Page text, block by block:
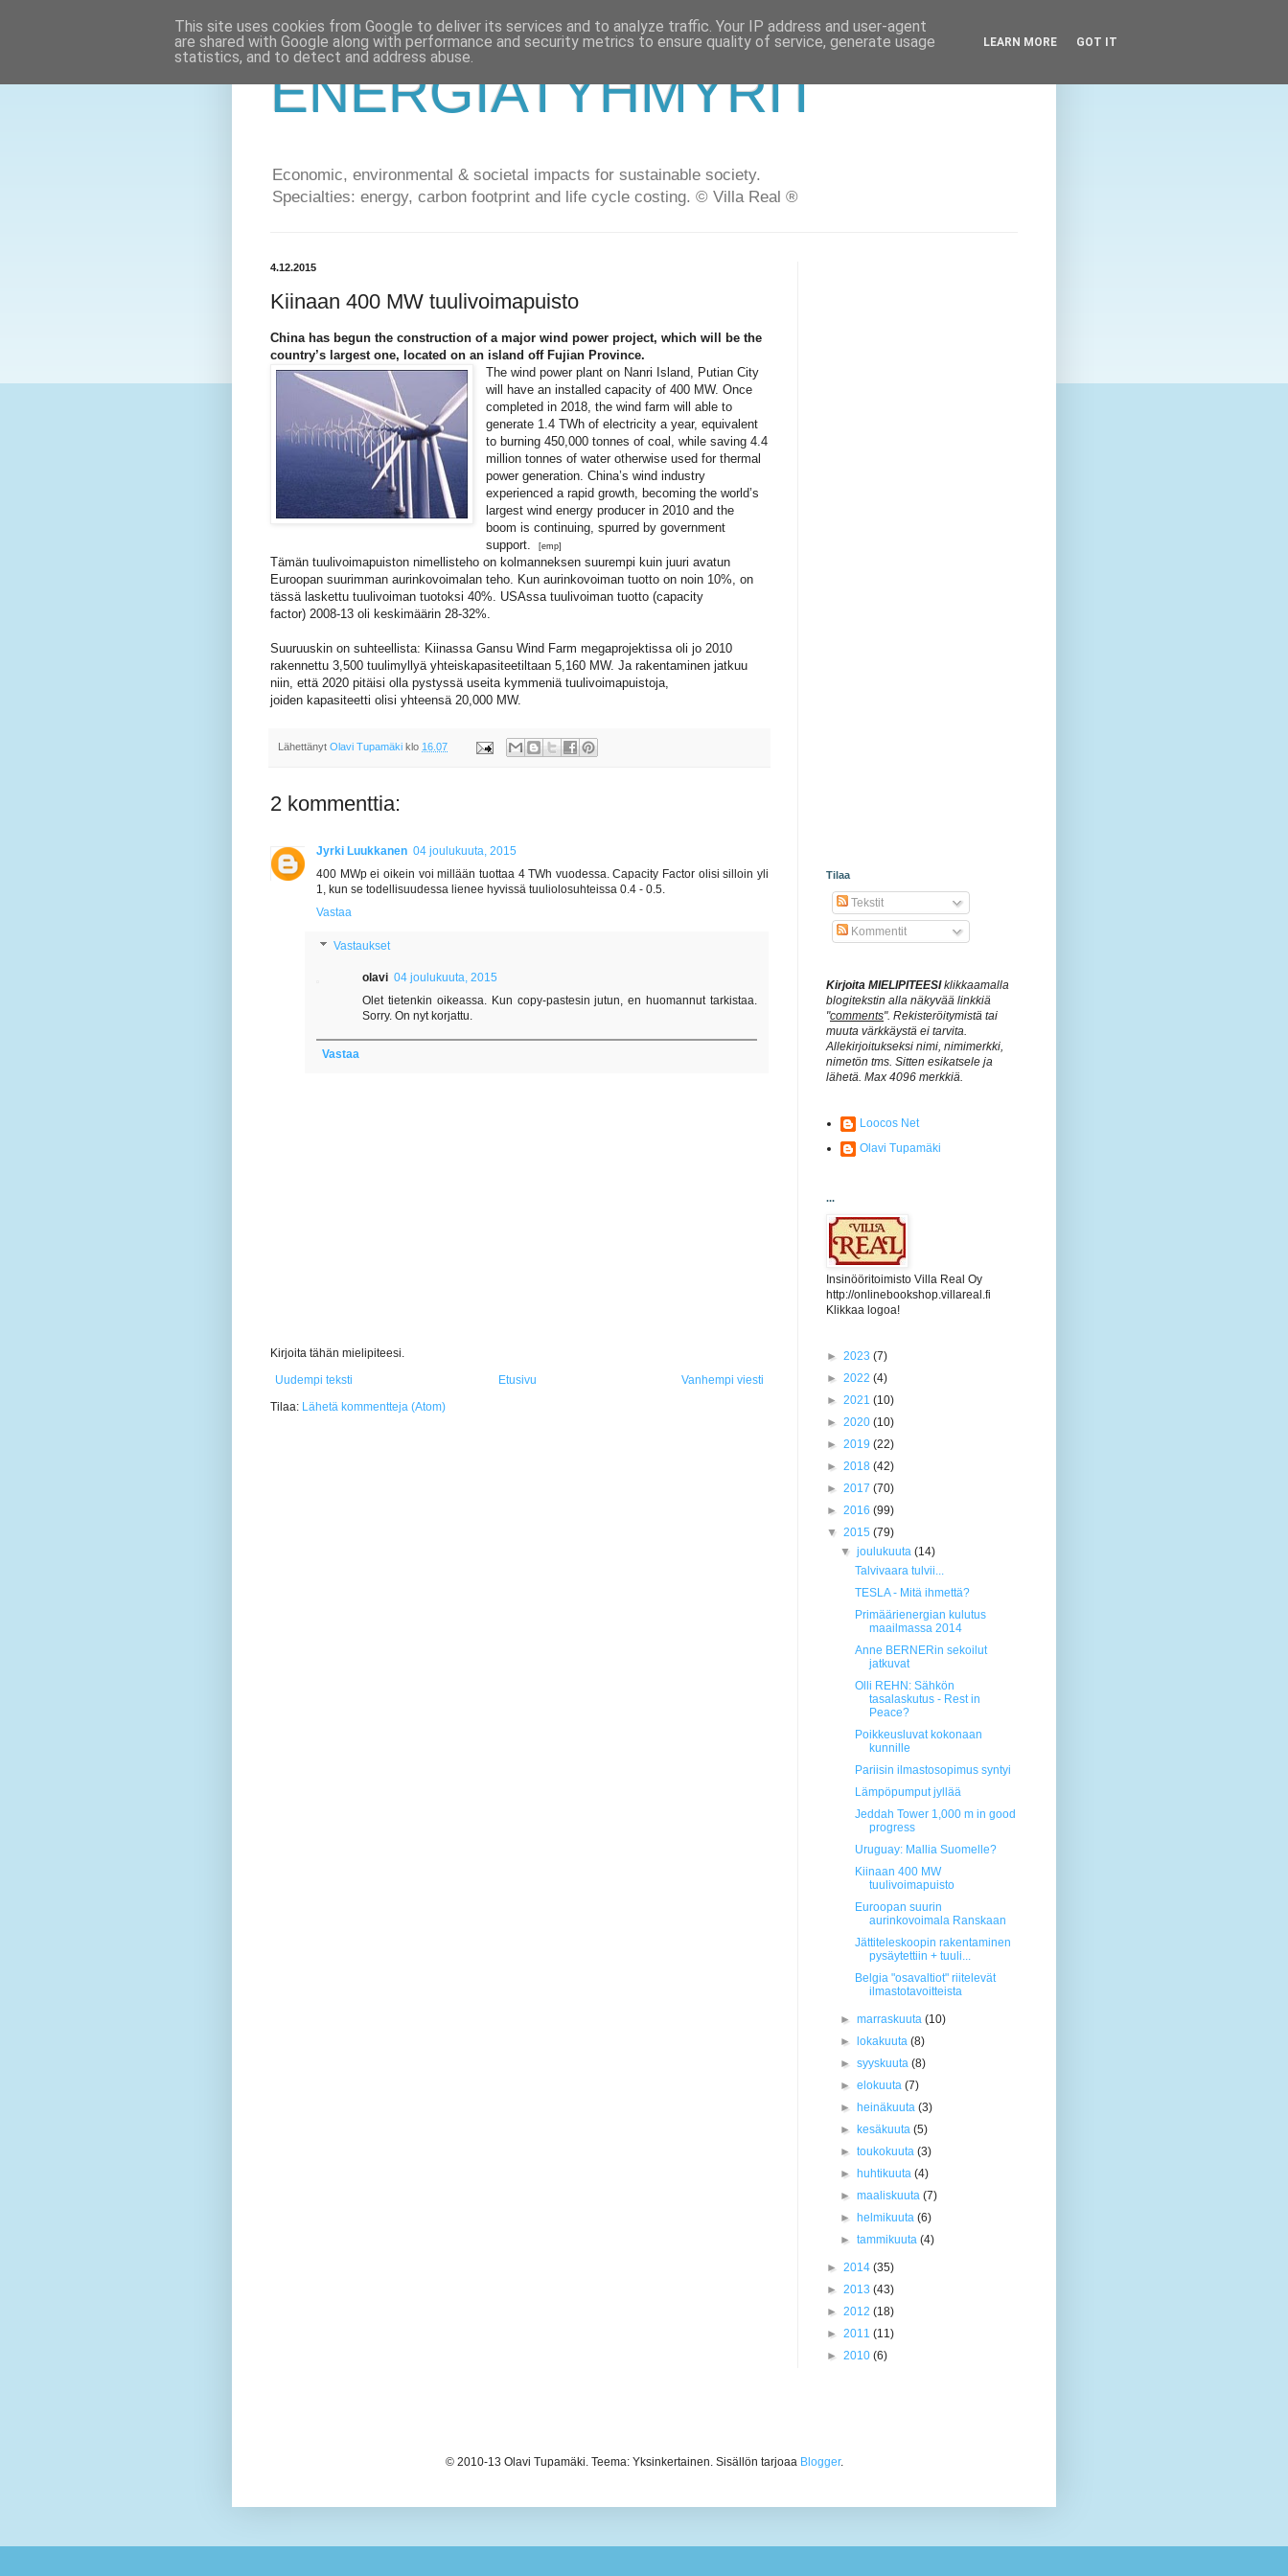
ENERGIATYHMYRIT
Economic, environmental & societal impacts for sustainable society.
Specialties: energy, carbon footprint and life cycle costing. © Villa Real ®
4.12.2015
Kiinaan 400 MW tuulivoimapuisto
China has begun the construction of a major wind power project, which will be the
country’s largest one, located on an island off Fujian Province.
The wind power plant on Nanri Island, Putian City
will have an installed capacity of 400 MW. Once
completed in 2018, the wind farm will able to
generate 1.4 TWh of electricity a year, equivalent
to burning 450,000 tonnes of coal, while saving 4.4
million tonnes of water otherwise used for thermal
power generation. China’s wind industry
experienced a rapid growth, becoming the world’s
largest wind energy producer in 2010 and the
boom is continuing, spurred by government
support.[emp]
Tämän tuulivoimapuiston nimellisteho on kolmanneksen suurempi kuin juuri avatun
Euroopan suurimman aurinkovoimalan teho. Kun aurinkovoiman tuotto on noin 10%, on
tässä laskettu tuulivoiman tuotoksi 40%. USAssa tuulivoiman tuotto (capacity
factor) 2008-13 oli keskimäärin 28-32%.
Suuruuskin on suhteellista: Kiinassa Gansu Wind Farm megaprojektissa oli jo 2010
rakennettu 3,500 tuulimyllyä yhteiskapasiteetiltaan 5,160 MW. Ja rakentaminen jatkuu
niin, että 2020 pitäisi olla pystyssä useita kymmeniä tuulivoimapuistoja,
joiden kapasiteetti olisi yhteensä 20,000 MW.
Lähettänyt Olavi Tupamäki klo 16.07
2 kommenttia:
Jyrki Luukkanen 04 joulukuuta, 2015
400 MWp ei oikein voi millään tuottaa 4 TWh vuodessa. Capacity Factor olisi silloin yli
1, kun se todellisuudessa lienee hyvissä tuuliolosuhteissa 0.4 - 0.5.
Vastaa
Vastaukset
olavi 04 joulukuuta, 2015
Olet tietenkin oikeassa. Kun copy-pastesin jutun, en huomannut tarkistaa.
Sorry. On nyt korjattu.
Vastaa
Kirjoita tähän mielipiteesi.
Uudempi teksti
Vanhempi viesti
Etusivu
Tilaa: Lähetä kommentteja (Atom)
Tilaa
Tekstit
Kommentit
Kirjoita MIELIPITEESIklikkaamalla
blogitekstin alla näkyvää linkkiä
"comments". Rekisteröitymistä tai
muuta värkkäystä ei tarvita.
Allekirjoitukseksi nimi, nimimerkki,
nimetön tms. Sitten esikatsele ja
lähetä. Max 4096 merkkiä.
Loocos Net
Olavi Tupamäki
...
Insinööritoimisto Villa Real Oy
http://onlinebookshop.villareal.fi
Klikkaa logoa!
► 2023 (7)
► 2022 (4)
► 2021 (10)
► 2020 (10)
► 2019 (22)
► 2018 (42)
► 2017 (70)
► 2016 (99)
▼ 2015 (79)
▼joulukuuta(14)
Talvivaara tulvii...
TESLA - Mitä ihmettä?
Primäärienergian kulutus
maailmassa 2014
Anne BERNERin sekoilut
jatkuvat
Olli REHN: Sähkön
tasalaskutus - Rest in
Peace?
Poikkeusluvat kokonaan
kunnille
Pariisin ilmastosopimus syntyi
Lämpöpumput jyllää
Jeddah Tower 1,000 m in good
progress
Uruguay: Mallia Suomelle?
Kiinaan 400 MW
tuulivoimapuisto
Euroopan suurin
aurinkovoimala Ranskaan
Jättiteleskoopin rakentaminen
pysäytettiin + tuuli...
Belgia "osavaltiot" riitelevät
ilmastotavoitteista
►marraskuuta(10)
►
lokakuuta(8)
►syyskuuta(8)
►elokuuta(7)
►
heinäkuuta(3)
►
kesäkuuta(5)
►toukokuuta(3)
►
huhtikuuta(4)
►maaliskuuta(7)
►
helmikuuta(6)
►tammikuuta(4)
► 2014 (35)
► 2013 (43)
► 2012 (18)
► 2011 (11)
► 2010 (6)
© 2010-13 Olavi Tupamäki. Teema: Yksinkertainen. Sisällön tarjoaa Blogger.
This site uses cookies from Google to deliver its services and to analyze traffic. Your IP address and user-agent
are shared with Google along with performance and security metrics to ensure quality of service, generate usage
statistics, and to detect and address abuse.
LEARN MORE GOT IT